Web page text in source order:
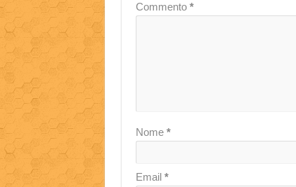
Commento *
Nome *
Email *